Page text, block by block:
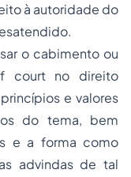
à autoridade do
o cabimento ou
court no direito
e valores
do tema, bem
e a forma como
advindas de tal